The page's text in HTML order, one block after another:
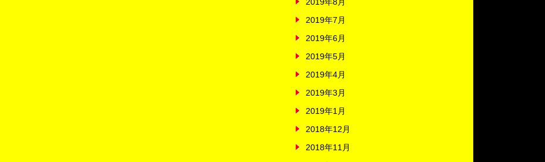
2019年7月
2019年6月
2019年5月
2019年4月
2019年3月
2019年1月
2018年12月
2018年11月